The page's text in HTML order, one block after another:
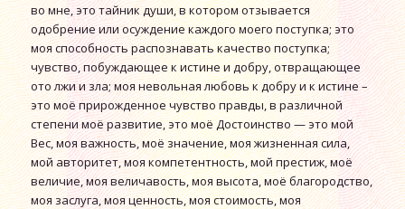
во мне, это тайник души, в котором отзывается
одобрение или осуждение каждого моего поступка; это
моя способность распознавать качество поступка;
чувство, побуждающее к истине и добру, отвращающее
ото лжи и зла; моя невольная любовь к добру и к истине –
это моё прирожденное чувство правды, в различной
степени моё развитие, это моё Достоинство — это мой
Вес, моя важность, моё значение, моя жизненная сила,
мой авторитет, моя компетентность, мой престиж, моё
величие, моя величавость, моя высота, моё благородство,
моя заслуга, моя ценность, моя стоимость, моя